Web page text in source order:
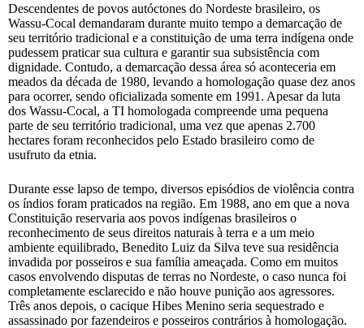
Descendentes de povos autóctones do Nordeste brasileiro, os
Wassu-Cocal demandaram durante muito tempo a demarcação de
seu território tradicional e a constituição de uma terra indígena onde
pudessem praticar sua cultura e garantir sua subsistência com
dignidade. Contudo, a demarcação dessa área só aconteceria em
meados da década de 1980, levando a homologação quase dez anos
para ocorrer, sendo oficializada somente em 1991. Apesar da luta
dos Wassu-Cocal, a TI homologada compreende uma pequena
parte de seu território tradicional, uma vez que apenas 2.700
hectares foram reconhecidos pelo Estado brasileiro como de
usufruto da etnia.
Durante esse lapso de tempo, diversos episódios de violência contra
os índios foram praticados na região. Em 1988, ano em que a nova
Constituição reservaria aos povos indígenas brasileiros o
reconhecimento de seus direitos naturais à terra e a um meio
ambiente equilibrado, Benedito Luiz da Silva teve sua residência
invadida por posseiros e sua família ameaçada. Como em muitos
casos envolvendo disputas de terras no Nordeste, o caso nunca foi
completamente esclarecido e não houve punição aos agressores.
Três anos depois, o cacique Hibes Menino seria sequestrado e
assassinado por fazendeiros e posseiros contrários à homologação.